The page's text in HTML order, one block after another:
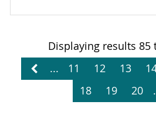
Displaying results 85
...
11 12 13
18
19 20